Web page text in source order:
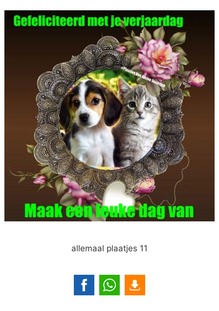
allemaal plaatjes 11